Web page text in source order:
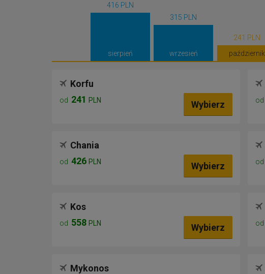
416 PLN
sierpień
315 PLN
wrzesień
241 PLN
październik
Korfu
od 241 PLN Wybierz od
Chania
od 426 PLN Wybierz od
Kos
od 558 PLN Wybierz od
Mykonos